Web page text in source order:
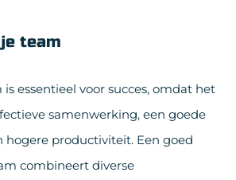
team
essentieel voor succes, omdat het
samenwerking, een goede
hogere productiviteit. Een goed
combineert diverse